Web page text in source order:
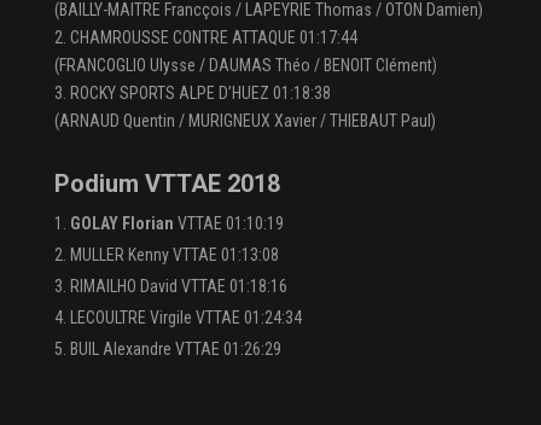
(BAILLY-MAITRE Francçois / LAPEYRIE Thomas / OTON Damien)
2. CHAMROUSSE CONTRE ATTAQUE 01:17:44
(FRANCOGLIO Ulysse / DAUMAS Théo / BENOIT Clément)
3. ROCKY SPORTS ALPE D’HUEZ 01:18:38
(ARNAUD Quentin / MURIGNEUX Xavier / THIEBAUT Paul)
Podium VTTAE 2018
GOLAY Florian VTTAE 01:10:19
MULLER Kenny VTTAE 01:13:08
RIMAILHO David VTTAE 01:18:16
LECOULTRE Virgile VTTAE 01:24:34
BUIL Alexandre VTTAE 01:26:29